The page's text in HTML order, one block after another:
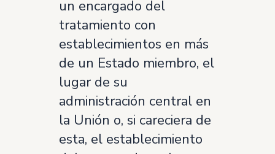
un encargado del
tratamiento con
establecimientos en más
de un Estado miembro, el
lugar de su
administración central en
la Unión o, si careciera de
esta, el establecimiento